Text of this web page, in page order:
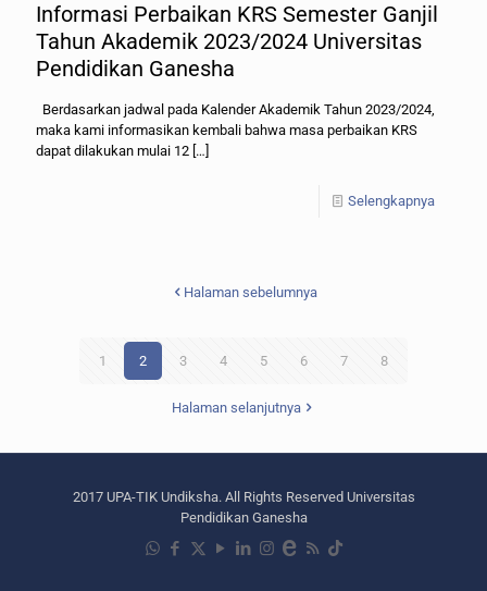
Informasi Perbaikan KRS Semester Ganjil
Tahun Akademik 2023/2024 Universitas
Pendidikan Ganesha
Berdasarkan jadwal pada Kalender Akademik Tahun 2023/2024,
maka kami informasikan kembali bahwa masa perbaikan KRS
dapat dilakukan mulai 12 […]
Selengkapnya
Halaman sebelumnya
1 2 3 4 5 6 7 8
Halaman selanjutnya
2017 UPA-TIK Undiksha. All Rights Reserved Universitas
Pendidikan Ganesha